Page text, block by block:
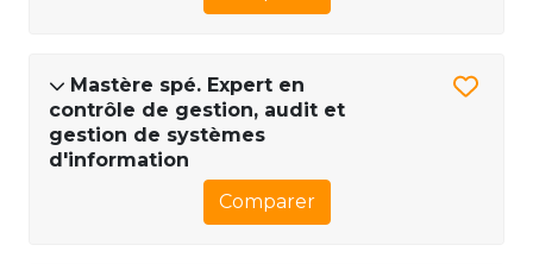
Mastère spé. Expert en
contrôle de gestion, audit et
gestion de systèmes
d'information
Comparer